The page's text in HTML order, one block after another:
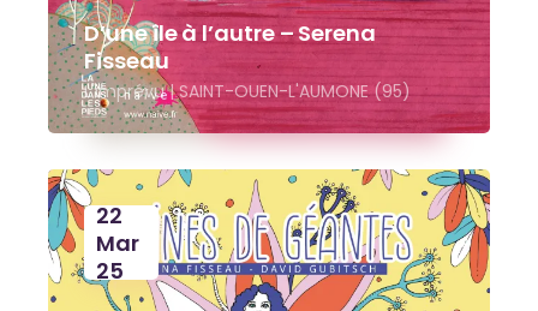
D’une île à l’autre – Serena
Fisseau
L'imprévu | SAINT-OUEN-L'AUMONE (95)
22
Mar
25